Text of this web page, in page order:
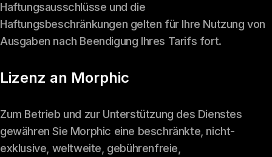
Haftungsausschlüsse und die
Haftungsbeschränkungen gelten für Ihre Nutzung von
Ausgaben nach Beendigung Ihres Tarifs fort.
Lizenz an Morphic
Zum Betrieb und zur Unterstützung des Dienstes
gewähren Sie Morphic eine beschränkte, nicht-
exklusive, weltweite, gebührenfreie,